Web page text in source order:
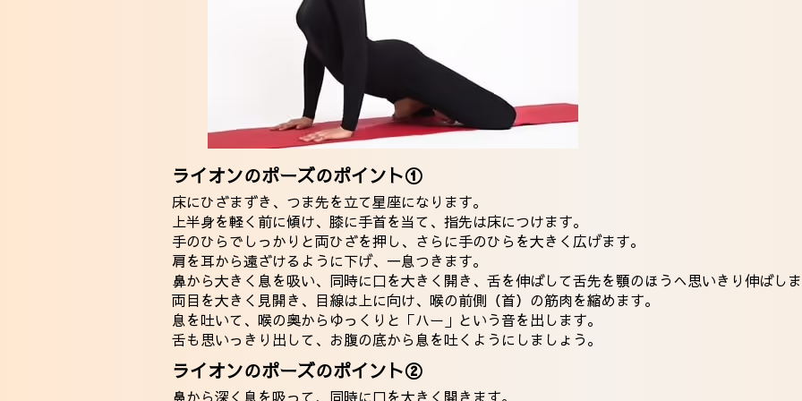
ライオンのポーズのポイント①
床にひざまずき、つま先を立て星座になります。
上半身を軽く前に傾け、膝に手首を当て、指先は床につけます。
手のひらでしっかりと両ひざを押し、さらに手のひらを大きく広げます。
肩を耳から遠ざけるように下げ、一息つきます。
鼻から大きく息を吸い、同時に口を大きく開き、舌を伸ばして舌先を顎のほうへ思いきり伸ばし
両目を大きく見開き、目線は上に向け、喉の前側（首）の筋肉を縮めます。
息を吐いて、喉の奥からゆっくりと「ハー」という音を出します。
舌も思いっきり出して、お腹の底から息を吐くようにしましょう。
ライオンのポーズのポイント②
鼻から深く息を吸って、同時に口を大きく開きます。